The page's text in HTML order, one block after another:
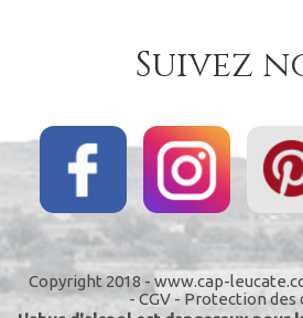
Suivez
Copyright 2018 - www.cap-
-CGV- Protection des